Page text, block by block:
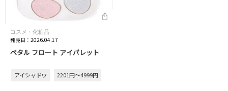
コスメ・化粧品
発売日：2026.04.17
ペタル フロート アイパレット
アイシャドウ 2201円～4999円